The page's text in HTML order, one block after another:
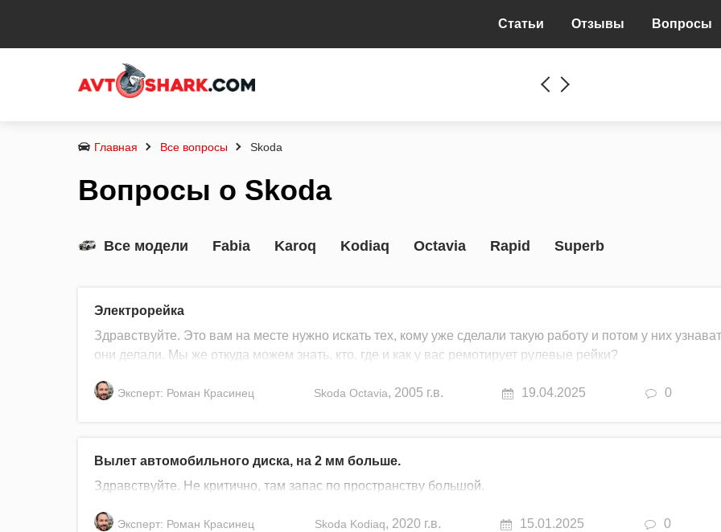
Статьи Отзывы Вопросы
Главная Все вопросы Skoda
Вопросы о Skoda
Все модели Fabia Karoq Kodiaq Octavia Rapid Superb
Электрорейка
Здравствуйте. Это вам на месте нужно искать тех, кому уже сделали такую работу и потом у них
они делали. Мы же откуда можем знать, кто, где и как у вас ремотирует рулевые рейки?
Эксперт: Роман Красинец Skoda Octavia, 2005 г.в. 19.04.2025 0
Вылет автомобильного диска, на 2 мм больше.
Здравствуйте. Не критично, там запас по пространству большой.
Эксперт: Роман Красинец Skoda Kodiaq, 2020 г.в. 15.01.2025 0